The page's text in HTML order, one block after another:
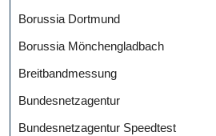
Borussia Dortmund
Borussia Mönchengladbach
Breitbandmessung
Bundesnetzagentur
Bundesnetzagentur Speedtest